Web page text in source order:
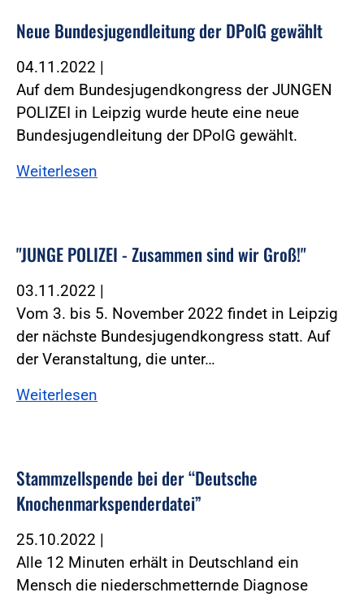
Neue Bundesjugendleitung der DPolG gewählt
04.11.2022 |
Auf dem Bundesjugendkongress der JUNGEN
POLIZEI in Leipzig wurde heute eine neue
Bundesjugendleitung der DPolG gewählt.
Weiterlesen
"JUNGE POLIZEI - Zusammen sind wir Groß!"
03.11.2022 |
Vom 3. bis 5. November 2022 findet in Leipzig
der nächste Bundesjugendkongress statt. Auf
der Veranstaltung, die unter…
Weiterlesen
Stammzellspende bei der “Deutsche
Knochenmarkspenderdatei”
25.10.2022 |
Alle 12 Minuten erhält in Deutschland ein
Mensch die niederschmetternde Diagnose